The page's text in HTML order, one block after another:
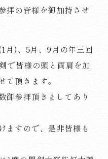
拝の皆様を御加持させ
月)、5月、9月の年三回
で皆様の頭と両肩を加
頂きます。
御参拝頂きましてあり
ますので、是非皆様も